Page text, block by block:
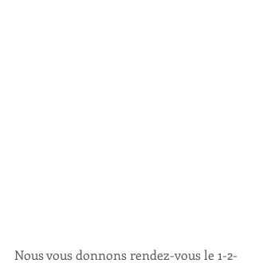
Nous vous donnons rendez-vous le 1-2-